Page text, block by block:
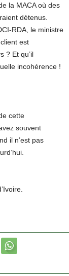
la MACA où des
détenus.
RDA, le ministre
est
? Et qu’il
incohérence !
cette
souvent
il n’est pas